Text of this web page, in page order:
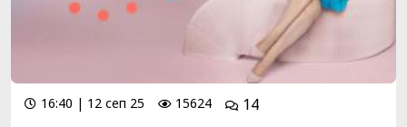
16:40 | 12 сеп 25 15624 14